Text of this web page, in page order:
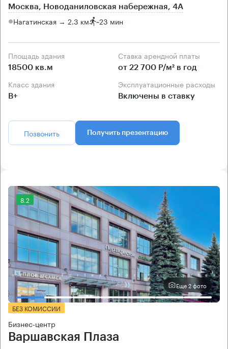
Москва, Новоданиловская набережная, 4А
Нагатинская → 2.3 км ~23 мин
Площадь здания
18500 кв.м
Ставка арендной платы
от 22 700 Р/м² в год
Класс здания
B+
Эксплуатационные расходы
Включены в ставку
Позвонить Получить презентацию
8.2
Еще 2 фото
БЕЗ КОМИССИИ
Бизнес-центр
Варшавская Плаза